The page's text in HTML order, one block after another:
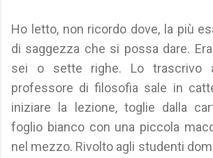
Ho letto, non ricordo dove, la più
di saggezza che si possa dare.
sei o sette righe. Lo trascrivo
professore di filosofia sale in
iniziare la lezione, toglie dalla
foglio bianco con una piccola
nel mezzo. Rivolto agli studenti